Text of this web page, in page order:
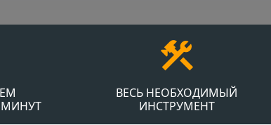
МИНУТ
ВЕСЬ НЕОБХОДИМЫЙ
ИНСТРУМЕНТ